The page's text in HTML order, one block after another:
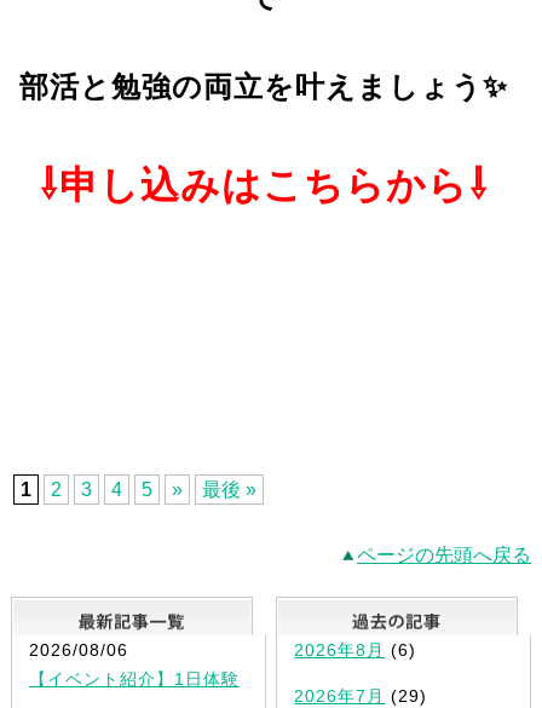
部活と勉強の両立を叶えましょう✨
⇩申し込みはこちらから⇩
1 2 3 4 5 » 最後 »
ページの先頭へ戻る
最新記事一覧
2026/08/06
【イベント紹介】1日体験
2026年8月 (6)
2026年7月 (29)